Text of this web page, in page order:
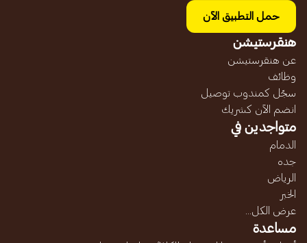
حمل التطبيق الآن
هنقرستيشن
عن هنقرستيشن
وظائف
سجّل كمندوب توصيل
انضم الآن كشريك
متواجدين في
الدمام
جده
الرياض
الخبر
عرض الكل...
مساعدة